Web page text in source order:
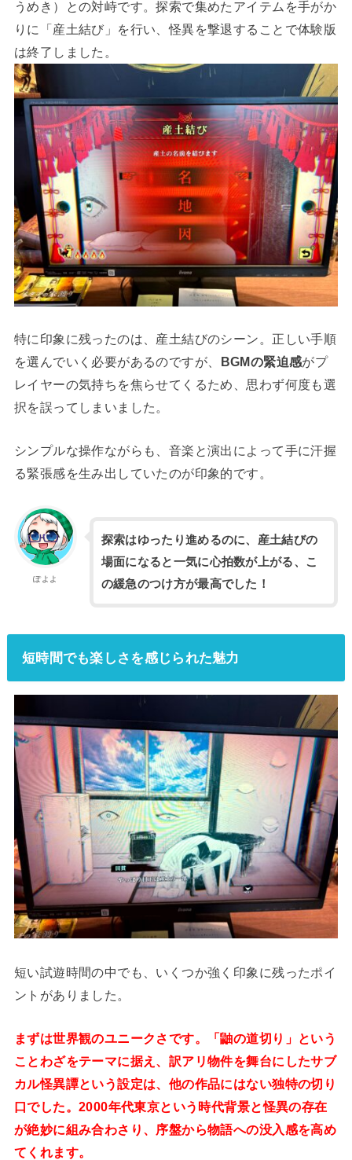
うめき）との対峙です。探索で集めたアイテムを手がか
りに「産土結び」を行い、怪異を撃退することで体験版
は終了しました。
特に印象に残ったのは、産土結びのシーン。正しい手順
を選んでいく必要があるのですが、 BGMの緊迫感がプ
レイヤーの気持ちを焦らせてくるため、思わず何度も選
択を誤ってしまいました。
シンプルな操作ながらも、音楽と演出によって手に汗握
る緊張感を生み出していたのが印象的です。
ぽよよ
探索はゆったり進めるのに、産土結びの
場面になると一気に心拍数が上がる、こ
の緩急のつけ方が最高でした！
短時間でも楽しさを感じられた魅力
短い試遊時間の中でも、いくつか強く印象に残ったポイ
ントがありました。
まずは世界観のユニークさです。「鼬の道切り」という
ことわざをテーマに据え、訳アリ物件を舞台にしたサブ
カル怪異譚という設定は、他の作品にはない独特の切り
口でした。2000年代東京という時代背景と怪異の存在
が絶妙に組み合わさり、序盤から物語への没入感を高め
てくれます。